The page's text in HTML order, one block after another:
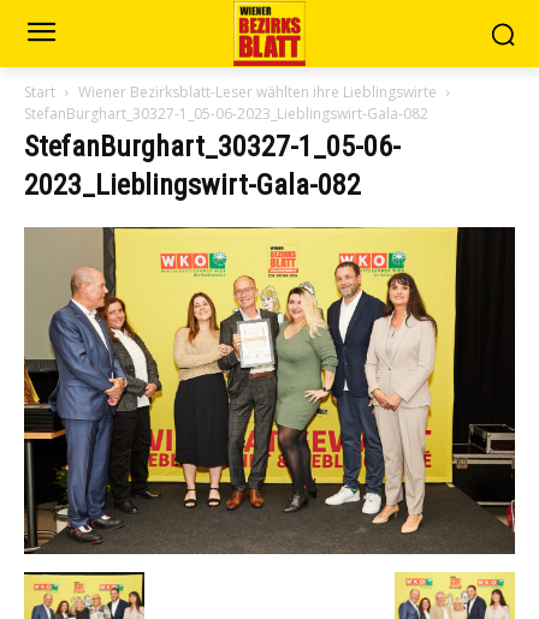
Start
Wiener Bezirksblatt-Leser wählten ihre Lieblingswirte
StefanBurghart_30327-1_05-06-2023_Lieblingswirt-Gala-082
StefanBurghart_30327-1_05-06-
2023_Lieblingswirt-Gala-082